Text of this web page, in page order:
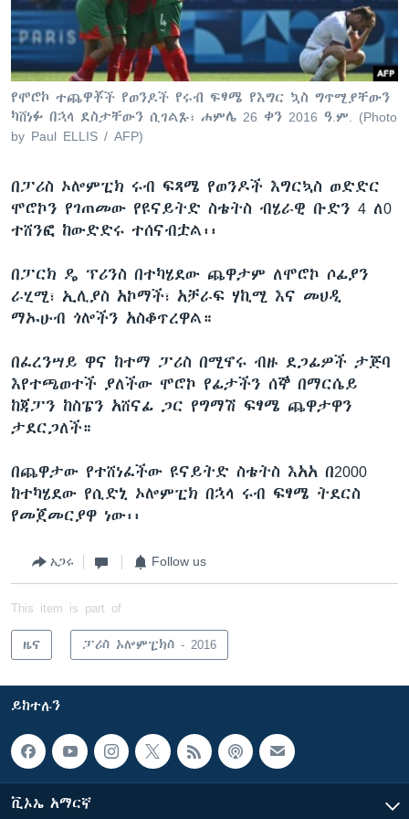
ቋንቋዎች
የሞሮኮ ተጨዋቾች የወንዶች የሩብ ፍፃሜ የእግር ኳስ ግጥሚያቸውን
ካሸነፉ በኋላ ደስታቸውን ሲገልጹ፣ ሐምሌ 26 ቀን 2016 ዓ.ም. (Photo
by Paul ELLIS / AFP)
በፓሪስ ኦሎምፒክ ሩብ ፍጻሜ የወንዶች እግርኳስ ወድድር
ሞሮኮን የገጠመው የዩናይትድ ስቴትስ ብሄራዊ ቡድን 4 ለ0
ተሸንፎ ከውድድሩ ተሰናብቷል፡፡
በፓርክ ዴ ፕሪንስ በተካሄደው ጨዋታም ለሞሮኮ ሶፊያን
ራሂሚ፣ ኢሊያስ አኮማች፣ አቻራፍ ሃኪሚ እና መህዲ
ማኡሁብ ጎሎችን አስቆጥረዋል።
በፈረንሣይ ዋና ከተማ ፓሪስ በሚኖሩ ብዙ ደጋፊዎች ታጅባ
እየተጫወተች ያለችው ሞሮኮ የፊታችን ሰኞ በማርሴይ
ከጃፓን ከስፔን አሸናፊ ጋር የግማሽ ፍፃሜ ጨዋታዋን
ታደርጋለች።
በጨዋታው የተሸነፈችው ዩናይትድ ስቴትስ እአአ በ2000
ከተካሄደው የሲድኒ ኦሎምፒክ በኋላ ሩብ ፍፃሜ ትደርስ
የመጀመርያዋ ነው፡፡
አጋሩ Follow us
This item is part of
ዜና ፓሪስ ኦሎምፒክስ - 2016
ይከተሉን
ቪኦኤ አማርኛ